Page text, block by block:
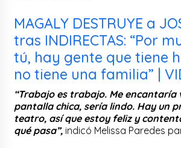
MAGALY DESTRUYE a
tras INDIRECTAS: “Por
tú, hay gente que tiene
no tiene una familia” |
“Trabajo es trabajo. Me encantaría
pantalla chica, sería lindo. Hay un
teatro, así que estoy feliz y
qué pasa”, indicó Melissa Paredes